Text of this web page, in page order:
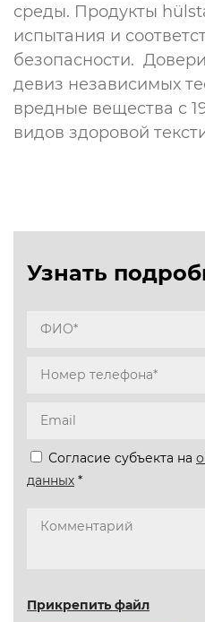
среды. Продукты
испытания и
безопасности.
девиз независимых
вредные вещества с
видов здоровой
Узнать
Согласие субъекта на
данных *
Прикрепить файл